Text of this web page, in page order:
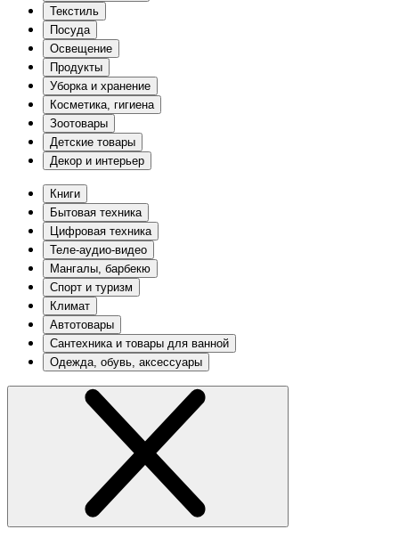
Текстиль
Посуда
Освещение
Продукты
Уборка и хранение
Косметика, гигиена
Зоотовары
Детские товары
Декор и интерьер
Книги
Бытовая техника
Цифровая техника
Теле-аудио-видео
Мангалы, барбекю
Спорт и туризм
Климат
Автотовары
Сантехника и товары для ванной
Одежда, обувь, аксессуары